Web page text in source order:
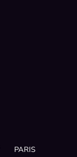
PARIS